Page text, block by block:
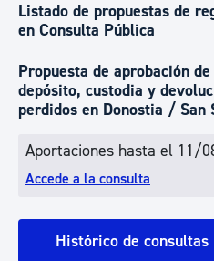
Listado de propuestas de
en Consulta Pública
Propuesta de aprobación
depósito, custodia y
perdidos en Donostia / San
Aportaciones hasta el 11/
Accede a la consulta
Histórico de